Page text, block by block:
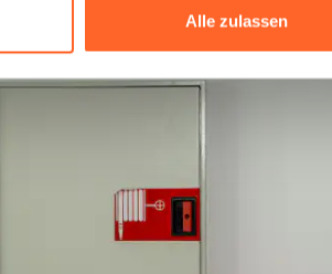
Alle zulassen